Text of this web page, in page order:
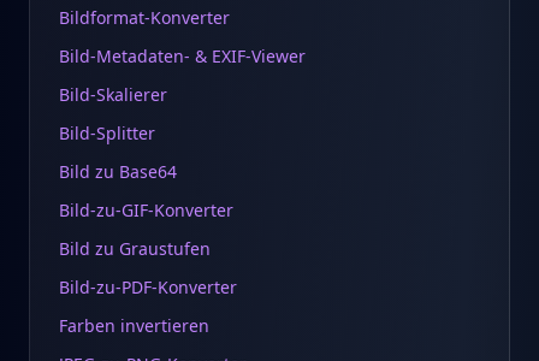
Bildformat-Konverter
Bild-Metadaten- & EXIF-Viewer
Bild-Skalierer
Bild-Splitter
Bild zu Base64
Bild-zu-GIF-Konverter
Bild zu Graustufen
Bild-zu-PDF-Konverter
Farben invertieren